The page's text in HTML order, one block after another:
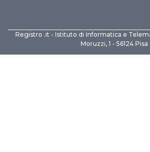
Registro .it - Istituto di Informatica e
Moruzzi, 1 - 56124 Pisa